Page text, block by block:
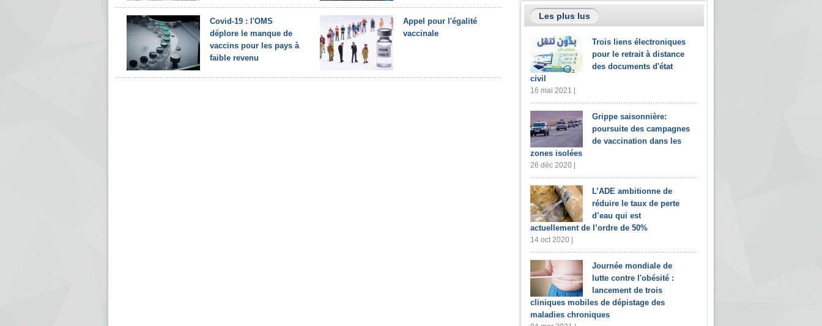
Covid-19 : l'OMS
déplore le manque de
vaccins pour les pays à
faible revenu
Appel pour l'égalité
vaccinale
Les plus lus
Trois liens électroniques
pour le retrait à distance
des documents d'état
civil
16 mai 2021 |
Grippe saisonnière:
poursuite des campagnes
de vaccination dans les
zones isolées
26 déc 2020 |
L’ADE ambitionne de
réduire le taux de perte
d’eau qui est
actuellement de l’ordre de 50%
14 oct 2020 |
Journée mondiale de
lutte contre l'obésité :
lancement de trois
cliniques mobiles de dépistage des
maladies chroniques